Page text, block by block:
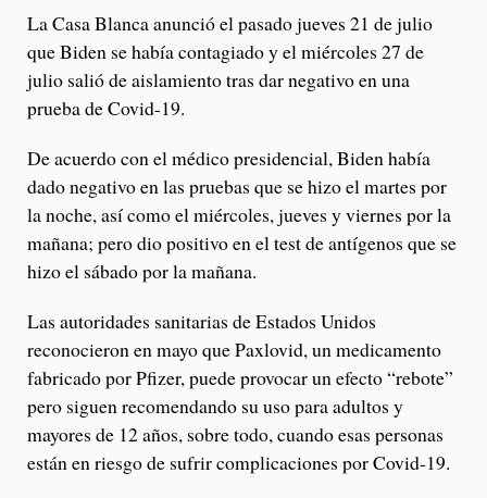
La Casa Blanca anunció el pasado jueves 21 de julio
que Biden se había contagiado y el miércoles 27 de
julio salió de aislamiento tras dar negativo en una
prueba de Covid-19.
De acuerdo con el médico presidencial, Biden había
dado negativo en las pruebas que se hizo el martes por
la noche, así como el miércoles, jueves y viernes por la
mañana; pero dio positivo en el test de antígenos que se
hizo el sábado por la mañana.
Las autoridades sanitarias de Estados Unidos
reconocieron en mayo que Paxlovid, un medicamento
fabricado por Pfizer, puede provocar un efecto “rebote”
pero siguen recomendando su uso para adultos y
mayores de 12 años, sobre todo, cuando esas personas
están en riesgo de sufrir complicaciones por Covid-19.